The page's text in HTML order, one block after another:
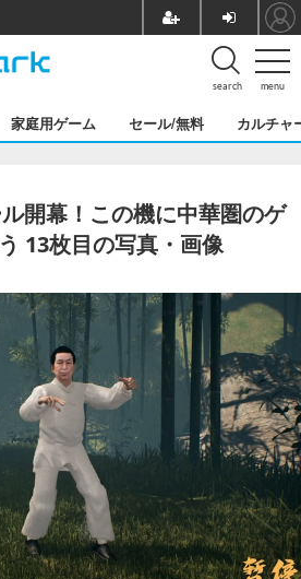
menu
search
家庭用ゲーム セール/無料 カルチャ
開幕！この機に中華圏のゲ
13枚目の写真・画像